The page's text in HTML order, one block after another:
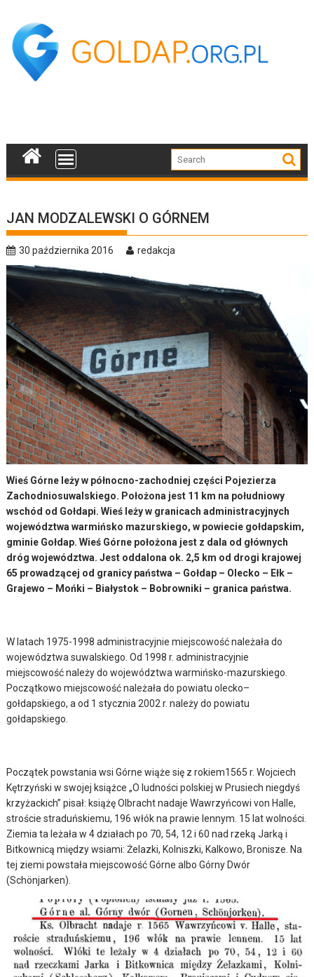
content
JAN MODZALEWSKI O GÓRNEM
30 października 2016 redakcja
Wieś Górne leży w północno-zachodniej części Pojezierza
Zachodniosuwalskiego. Położona jest 11 km na południowy
wschód od Gołdapi. Wieś leży w granicach administracyjnych
województwa warmińsko mazurskiego, w powiecie gołdapskim,
gminie Gołdap. Wieś Górne położona jest z dala od głównych
dróg województwa. Jest oddalona ok. 2,5 km od drogi krajowej
65 prowadzącej od granicy państwa – Gołdap – Olecko – Ełk –
Grajewo – Mońki – Białystok – Bobrowniki – granica państwa.
W latach 1975-1998 administracyjnie miejscowość należała do
województwa suwalskiego. Od 1998 r. administracyjnie
miejscowość należy do województwa warmińsko-mazurskiego.
Początkowo miejscowość należała do powiatu olecko–
gołdapskiego, a od 1 stycznia 2002 r. należy do powiatu
gołdapskiego.
Początek powstania wsi Górne wiąże się z rokiem1565 r. Wojciech
Kętrzyński w swojej książce „O ludności polskiej w Prusiech niegdyś
krzyżackich” pisał: książę Olbracht nadaje Wawrzyńcowi von Halle,
stroście straduńskiemu, 196 włók na prawie lennym. 15 lat wolności.
Ziemia ta leżała w 4 działach po 70, 54, 12 i 60 nad rzeką Jarką i
Bitkownicą między wsiami: Żelazki, Kolniszki, Kalkowo, Bronisze. Na
tej ziemi powstała miejscowość Górne albo Górny Dwór
(Schönjarken).